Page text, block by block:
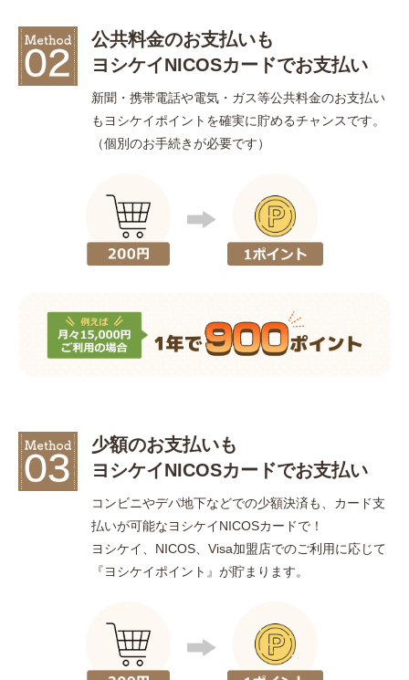
公共料金のお支払いも
ヨシケイNICOSカードでお支払い
新聞・携帯電話や電気・ガス等公共料金のお支払い
もヨシケイポイントを確実に貯めるチャンスです。
（個別のお手続きが必要です）
少額のお支払いも
ヨシケイNICOSカードでお支払い
コンビニやデパ地下などでの少額決済も、カード支
払いが可能なヨシケイNICOSカードで！
ヨシケイ、NICOS、Visa加盟店でのご利用に応じて
『ヨシケイポイント』が貯まります。